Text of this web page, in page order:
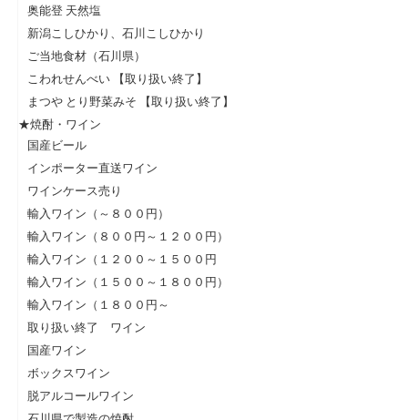
奥能登 天然塩
新潟こしひかり、石川こしひかり
ご当地食材（石川県）
こわれせんべい 【取り扱い終了】
まつや とり野菜みそ 【取り扱い終了】
★焼酎・ワイン
国産ビール
インポーター直送ワイン
ワインケース売り
輸入ワイン（～８００円）
輸入ワイン（８００円～１２００円）
輸入ワイン（１２００～１５００円
輸入ワイン（１５００～１８００円）
輸入ワイン（１８００円～
取り扱い終了 ワイン
国産ワイン
ボックスワイン
脱アルコールワイン